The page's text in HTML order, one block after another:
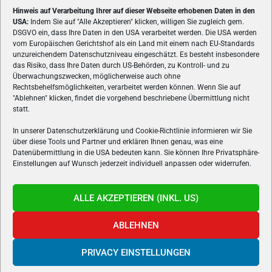
Hinweis auf Verarbeitung Ihrer auf dieser Webseite erhobenen Daten in den
USA: Indem Sie auf "Alle Akzeptieren" klicken, willigen Sie zugleich gem.
DSGVO ein, dass Ihre Daten in den USA verarbeitet werden. Die USA werden
vom Europäischen Gerichtshof als ein Land mit einem nach EU-Standards
unzureichendem Datenschutzniveau eingeschätzt. Es besteht insbesondere
das Risiko, dass Ihre Daten durch US-Behörden, zu Kontroll- und zu
Überwachungszwecken, möglicherweise auch ohne
Rechtsbehelfsmöglichkeiten, verarbeitet werden können. Wenn Sie auf
"Ablehnen" klicken, findet die vorgehend beschriebene Übermittlung nicht
statt.
In unserer Datenschutzerklärung und Cookie-Richtlinie informieren wir Sie
über diese Tools und Partner und erklären Ihnen genau, was eine
Datenübermittlung in die USA bedeuten kann. Sie können Ihre Privatsphäre-
Einstellungen auf Wunsch jederzeit individuell anpassen oder widerrufen.
ALLE AKZEPTIEREN (INKL. US)
ABLEHNEN
PRIVACY EINSTELLUNGEN
ÜBER UNS
VON GAMERN, FÜR GAMER! Gamers.at ist das älteste Online-
Spielemagazin Österreichs und bringt täglich aktuelle News,
Reviews und Videos zu PC- und Konsolenspielen, Gaming-
Hardware und aus der Welt des e-Sport's.
FOLGE UNS
Gamers.at v6 © 1999-2024 All Rights Reserved -Kontakt|Impressum|